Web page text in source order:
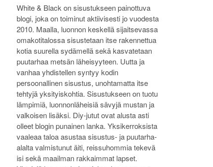
White & Black on sisustukseen painottuva
blogi, joka on toiminut aktiivisesti jo vuodesta
2010. Maalla, luonnon keskellä sijaitsevassa
omakotitalossa sisustetaan itse rakennettua
kotia suurella sydämellä sekä kasvatetaan
puutarhaa metsän läheisyyteen. Uutta ja
vanhaa yhdistellen syntyy kodin
persoonallinen sisustus, unohtamatta itse
tehtyjä yksityiskohtia. Sisustukseen on tuotu
lämpimiä, luonnonläheisiä sävyjä mustan ja
valkoisen lisäksi. Diy-jutut ovat alusta asti
olleet blogin punainen lanka. Yksikerroksista
vaaleaa taloa asustaa sisustus- ja puutarha-
alalta valmistunut äiti, reissuhommia tekevä
isi sekä maailman rakkaimmat lapset.